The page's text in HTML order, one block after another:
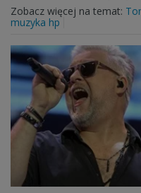
Zobacz więcej na temat:
muzyka hp